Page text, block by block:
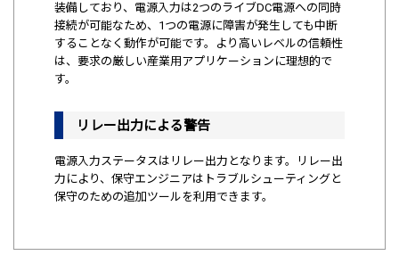
装備しており、電源入力は2つのライブDC電源への同時
接続が可能なため、1つの電源に障害が発生しても中断
することなく動作が可能です。より高いレベルの信頼性
は、要求の厳しい産業用アプリケーションに理想的で
す。
リレー出力による警告
電源入力ステータスはリレー出力となります。リレー出
力により、保守エンジニアはトラブルシューティングと
保守のための追加ツールを利用できます。